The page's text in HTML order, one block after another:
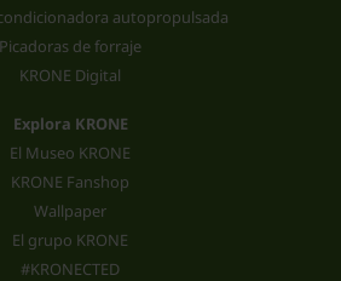
autopropulsada
Picadoras de forraje
KRONE Digital
Explora KRONE
El Museo KRONE
KRONE Fanshop
Wallpaper
El grupo KRONE
#KRONECTED